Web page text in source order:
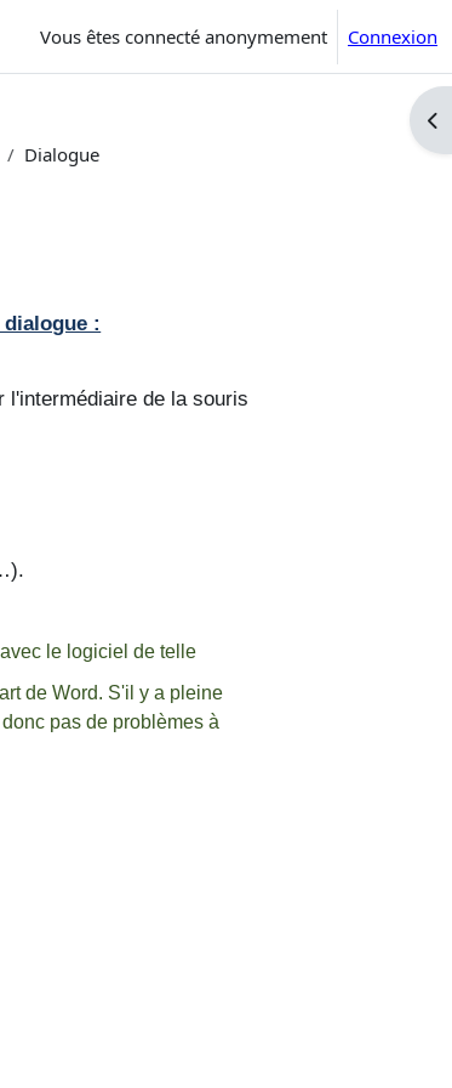
Vous êtes connecté anonymement Connexion
Dialogue
:
l'intermédiaire de la souris
le logiciel de telle
de Word. S'il y a pleine
pas de problèmes à